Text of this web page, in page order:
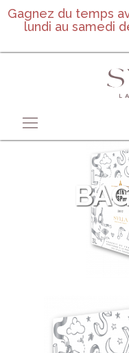
Gagnez du temps
lundi au samedi